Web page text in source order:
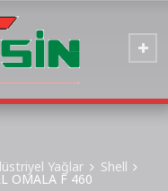
Yağlar Shell
OMALA F 460